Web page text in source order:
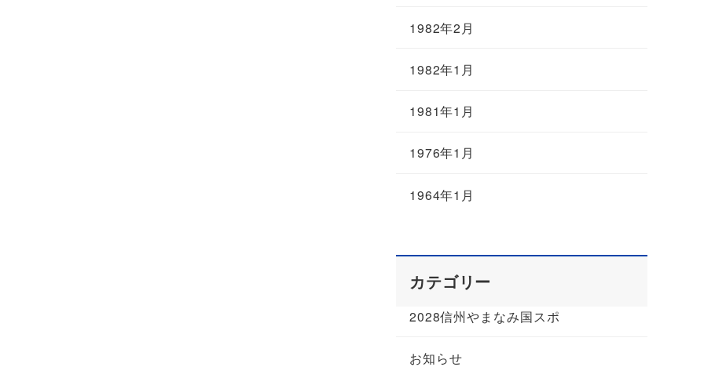
1982年2月
1982年1月
1981年1月
1976年1月
1964年1月
カテゴリー
2028信州やまなみ国スポ
お知らせ